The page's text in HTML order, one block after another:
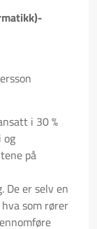
i 30 %
på
er selv en
som rører